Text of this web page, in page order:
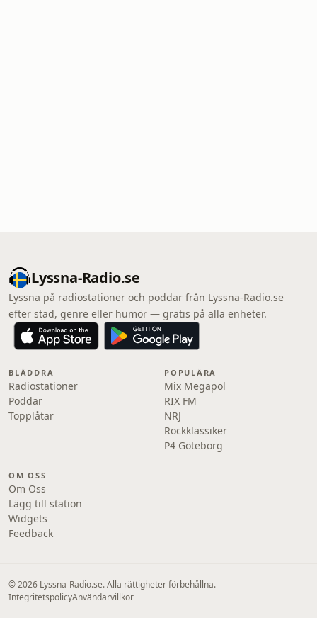
Lyssna-Radio.se
Lyssna på radiostationer och poddar från Lyssna-Radio.se
efter stad, genre eller humör — gratis på alla enheter.
BLÄDDRA
Radiostationer
Poddar
Topplåtar
POPULÄRA
Mix Megapol
RIX FM
NRJ
Rockklassiker
P4 Göteborg
OM OSS
Om Oss
Lägg till station
Widgets
Feedback
© 2026 Lyssna-Radio.se. Alla rättigheter förbehållna.
IntegritetspolicyAnvändarvillkor